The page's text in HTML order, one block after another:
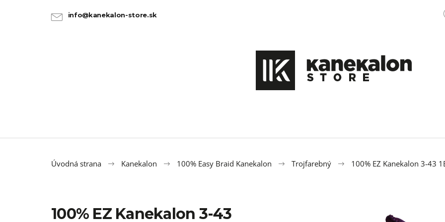
info@kanekalon-store.sk
Úvodná strana Kanekalon 100% Easy Braid Kanekalon Trojfarebný 100% EZ Kanekalon 3-43
100% EZ Kanekalon 3-43
SPÄŤ
SPÄŤ
Čo potrebujete nájsť?
100% JUMBO BRAID KANEKALON
100% EZ KANEKALON M47
OZDOBA DO